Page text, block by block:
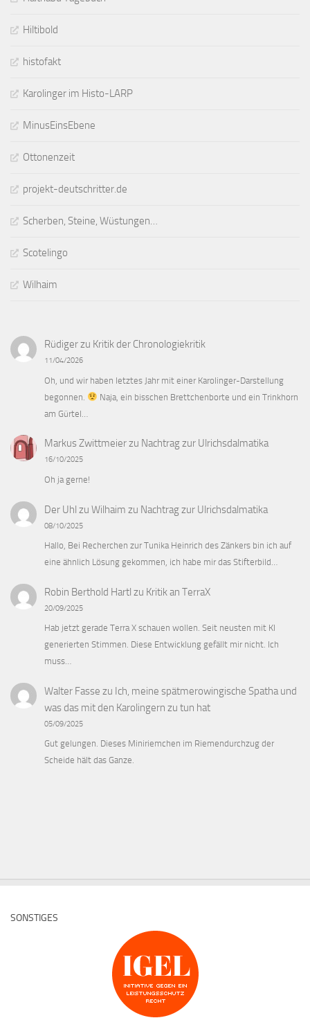
Hiltibold
histofakt
Karolinger im Histo-LARP
MinusEinsEbene
Ottonenzeit
projekt-deutschritter.de
Scherben, Steine, Wüstungen…
Scotelingo
Wilhaim
Rüdigerzu Kritik der Chronologiekritik
11/04/2026
Oh, und wir haben letztes Jahr mit einer Karolinger-Darstellung
begonnen.
Naja, ein bisschen Brettchenborte und ein Trinkhorn
am Gürtel…
Markus Zwittmeierzu Nachtrag zur Ulrichsdalmatika
16/10/2025
Oh ja gerne!
Der Uhl zu Wilhaim zu Nachtrag zur Ulrichsdalmatika
08/10/2025
Hallo, Bei Recherchen zur Tunika Heinrich des Zänkers bin ich auf
eine ähnlich Lösung gekommen, ich habe mir das Stifterbild…
Robin Berthold Hartl zu Kritik an TerraX
20/09/2025
Hab jetzt gerade Terra X schauen wollen. Seit neusten mit KI
generierten Stimmen. Diese Entwicklung gefällt mir nicht. Ich
muss…
Walter Fasse zu Ich, meine spätmerowingische Spatha und
was das mit den Karolingern zu tun hat
05/09/2025
Gut gelungen. Dieses Miniriemchen im Riemendurchzug der
Scheide hält das Ganze.
SONSTIGES